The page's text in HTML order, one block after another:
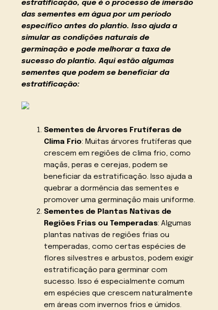
estratificação, que é o processo de imersão
das sementes em água por um período
específico antes do plantio. Isso ajuda a
simular as condições naturais de
germinação e pode melhorar a taxa de
sucesso do plantio. Aqui estão algumas
sementes que podem se beneficiar da
estratificação:
Sementes de Árvores Frutíferas de
Clima Frio: Muitas árvores frutíferas que
crescem em regiões de clima frio, como
maçãs, peras e cerejas, podem se
beneficiar da estratificação. Isso ajuda a
quebrar a dormência das sementes e
promover uma germinação mais uniforme.
Sementes de Plantas Nativas de
Regiões Frias ou Temperadas: Algumas
plantas nativas de regiões frias ou
temperadas, como certas espécies de
flores silvestres e arbustos, podem exigir
estratificação para germinar com
sucesso. Isso é especialmente comum
em espécies que crescem naturalmente
em áreas com invernos frios e úmidos.